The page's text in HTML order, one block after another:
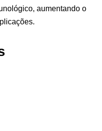
aumentando o